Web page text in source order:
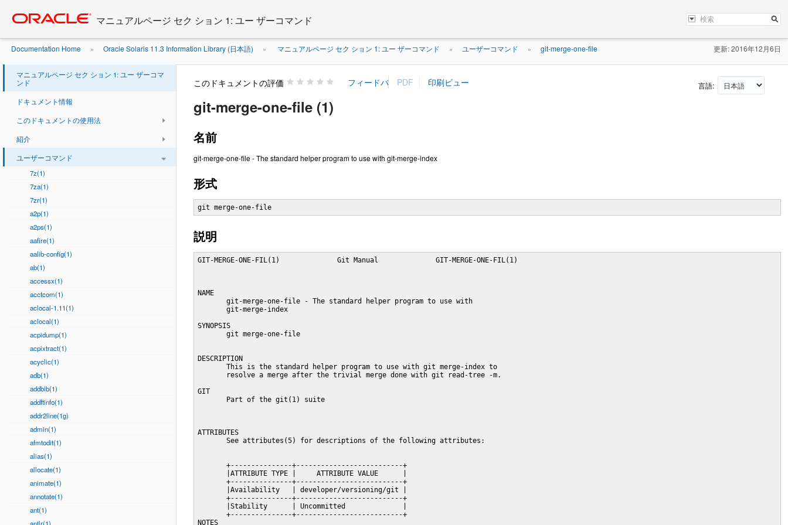
content
マニュアルページ セク ション 1: ユー ザーコマンド
Documentation Home » Oracle Solaris 11.3 Information Library (日本語) » マニュアルページ セク ション 1: ユー ザーコマンド » ユーザーコマンド » git-merge-one-file 更新: 2016年12月6日
マニュアルページ セク ション 1: ユー ザーコマ
ンド
ドキュメント情報
このドキュメントの使用法
紹介
ユーザーコマンド
7z(1)
7za(1)
7zr(1)
a2p(1)
a2ps(1)
aafire(1)
aalib-config(1)
ab(1)
accessx(1)
acctcom(1)
aclocal-1.11(1)
aclocal(1)
acpidump(1)
acpixtract(1)
acyclic(1)
adb(1)
addbib(1)
addftinfo(1)
addr2line(1g)
admin(1)
afmtodit(1)
alias(1)
allocate(1)
animate(1)
annotate(1)
ant(1)
このドキュメントの評価 言語:
git-merge-one-file (1)
名前
git-merge-one-file - The standard helper program to use with git-merge-index
形式
git merge-one-file
説明
GIT-MERGE-ONE-FIL(1)              Git Manual              GIT-MERGE-ONE-FIL(1)
NAME
       git-merge-one-file - The standard helper program to use with
       git-merge-index
SYNOPSIS
       git merge-one-file
DESCRIPTION
       This is the standard helper program to use with git merge-index to
       resolve a merge after the trivial merge done with git read-tree -m.
GIT
       Part of the git(1) suite
ATTRIBUTES
       See attributes(5) for descriptions of the following attributes:
       +---------------+--------------------------+
       |ATTRIBUTE TYPE |     ATTRIBUTE VALUE      |
       +---------------+--------------------------+
       |Availability   | developer/versioning/git |
       +---------------+--------------------------+
       |Stability      | Uncommitted              |
       +---------------+--------------------------+
NOTES